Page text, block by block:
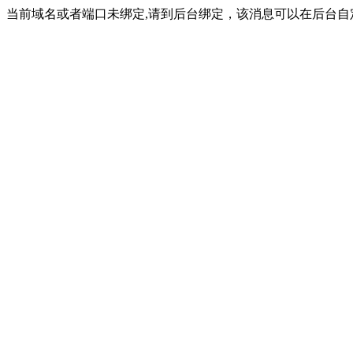
当前域名或者端口未绑定,请到后台绑定，该消息可以在后台自